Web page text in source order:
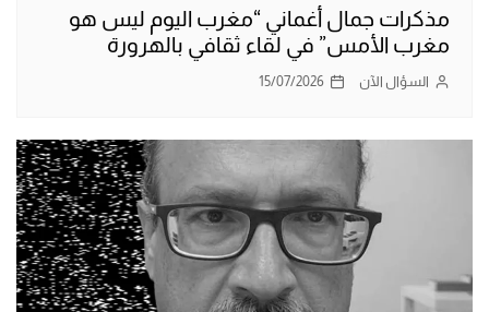
مذكرات جمال أغماني “مغرب اليوم ليس هو
مغرب الأمس” في لقاء ثقافي بالهرورة
السؤال الآن 15/07/2026